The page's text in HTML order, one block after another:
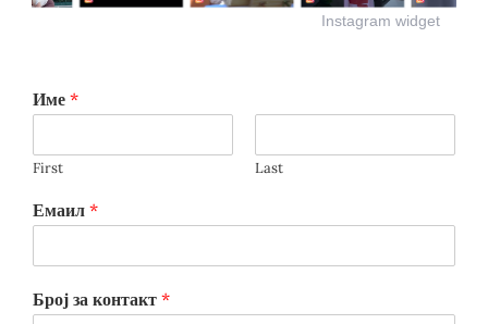
Instagram widget
Име *
First Last
Емаил *
Број за контакт *